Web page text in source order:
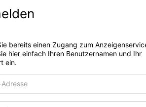
bereits einen Zugang zum
hier einfach Ihren Benutzernamen und Ihr
ein.